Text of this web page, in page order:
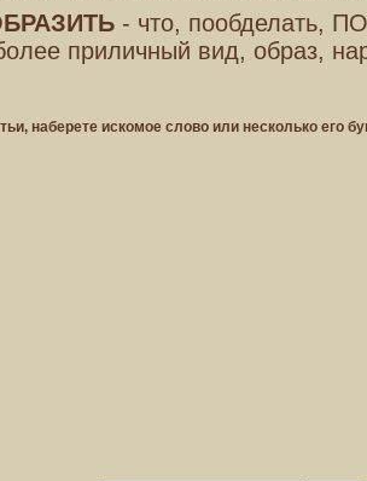
- что, пообделать,
приличный вид, образ,
наберете искомое слово или несколько его